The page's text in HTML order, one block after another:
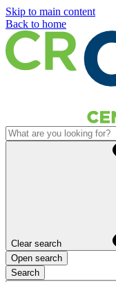
Skip to main content
Back to home
Clear search
Open search
Search